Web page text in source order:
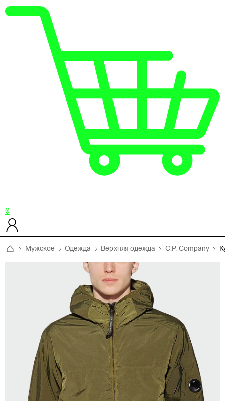
0
Мужское Одежда Верхняя одежда C.P. Company